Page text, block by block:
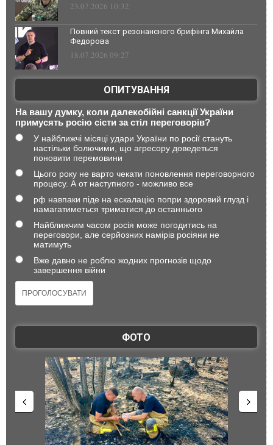
23.07.2026 10:32
Повний текст резонансного брифінга Михайла
Федорова
18.07.2026 09:27
ОПИТУВАННЯ
На вашу думку, коли далекобійні санкції України
примусять росію сісти за стіл переговорів?
У найближчі місяці удари України по росії стануть
настільки болючими, що агресору доведеться
поновити перемовини
Цього року не варто чекати поновлення переговорного
процесу. А от наступного - можливо все
рф навпаки піде на ескалацію попри здоровий глузд і
намагатиметься триматися до останнього
Найближчим часом росія може погодитись на
переговори, але серйозних намірів росіяни не
матимуть
Вже давно не роблю жодних прогнозів щодо
завершення війни
ФОТО